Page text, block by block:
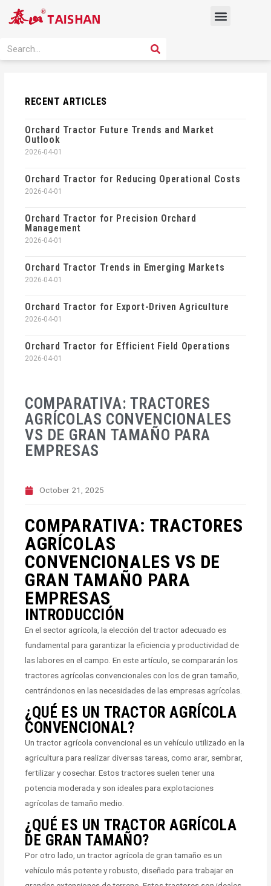
Menu
Search SEARCH
COMPARATIVA: TRACTORES
AGRÍCOLAS CONVENCIONALES
VS DE GRAN TAMAÑO PARA
EMPRESAS
October 21, 2025
COMPARATIVA: TRACTORES
AGRÍCOLAS
CONVENCIONALES VS DE
GRAN TAMAÑO PARA
EMPRESAS
INTRODUCCIÓN
En el sector agrícola, la elección del tractor adecuado es
fundamental para garantizar la eficiencia y productividad de
las labores en el campo. En este artículo, se compararán los
tractores agrícolas convencionales con los de gran tamaño,
centrándonos en las necesidades de las empresas agrícolas.
¿QUÉ ES UN TRACTOR AGRÍCOLA
CONVENCIONAL?
Un tractor agrícola convencional es un vehículo utilizado en la
agricultura para realizar diversas tareas, como arar, sembrar,
fertilizar y cosechar. Estos tractores suelen tener una
potencia moderada y son ideales para explotaciones
agrícolas de tamaño medio.
¿QUÉ ES UN TRACTOR AGRÍCOLA
DE GRAN TAMAÑO?
Por otro lado, un tractor agrícola de gran tamaño es un
vehículo más potente y robusto, diseñado para trabajar en
RECENT ARTICLES
Orchard Tractor Future Trends and Market
Outlook
2026-04-01
Orchard Tractor for Reducing Operational Costs
2026-04-01
Orchard Tractor for Precision Orchard
Management
2026-04-01
Orchard Tractor Trends in Emerging Markets
2026-04-01
Orchard Tractor for Export-Driven Agriculture
2026-04-01
Orchard Tractor for Efficient Field Operations
2026-04-01